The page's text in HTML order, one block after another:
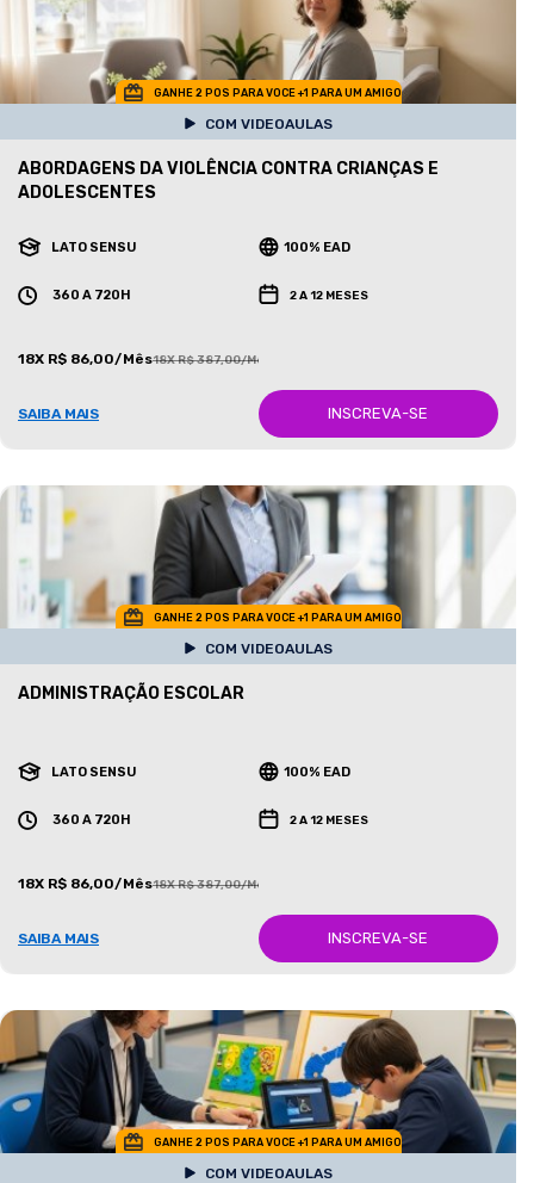
GANHE 2 POS PARA VOCE +1 PARA UM AMIGO
COM VIDEOAULAS
ABORDAGENS DA VIOLÊNCIA CONTRA CRIANÇAS E
ADOLESCENTES
LATO SENSU 100% EAD
360 A 720H 2 A 12 MESES
18X R$ 86,00/Mês18X R$ 387,00/Mês
SAIBA MAIS INSCREVA-SE
GANHE 2 POS PARA VOCE +1 PARA UM AMIGO
COM VIDEOAULAS
ADMINISTRAÇÃO ESCOLAR
LATO SENSU 100% EAD
360 A 720H 2 A 12 MESES
18X R$ 86,00/Mês18X R$ 387,00/Mês
SAIBA MAIS INSCREVA-SE
GANHE 2 POS PARA VOCE +1 PARA UM AMIGO
COM VIDEOAULAS